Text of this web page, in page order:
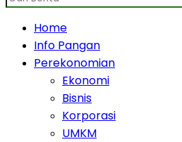
Home
Info Pangan
Perekonomian
Ekonomi
Bisnis
Korporasi
UMKM